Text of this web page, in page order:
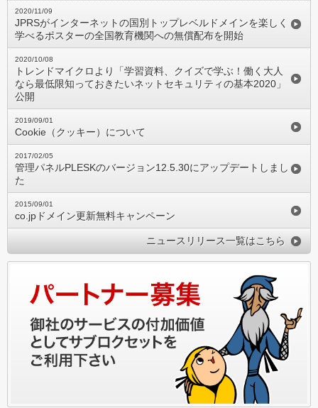
2020/11/09
JPRSがインターネットの国別トップレベルドメインを楽しく
学べるポスターの全国教育機関への無償配布を開始
2020/10/08
トレンドマイクロより「学習資料、クイズで学ぶ！働く大人
なら最低限知っておきたいネットセキュリティの基本2020」
公開
2019/09/01
Cookie（クッキー）について
2017/02/05
管理パネルPLESKのバージョン12.5.30にアップデートしまし
た
2015/09/01
co.jpドメイン更新無料キャンペーン
ニュースリリース一覧はこちら